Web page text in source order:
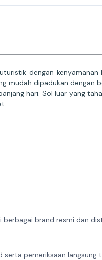
dengan
mudah dipadukan dengan
hari. Sol luar yang
brand resmi dan
serta pemeriksaan